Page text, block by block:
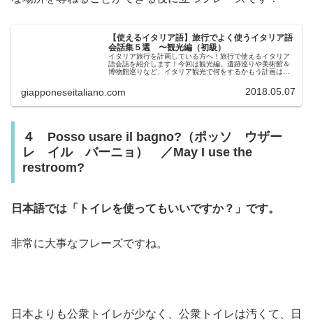
【使えるイタリア語】旅行でよく使うイタリア語
会話集５選 〜観光編（初級）
イタリア旅行を計画している方へ！旅行で使えるイタリア
語会話を紹介します！今回は観光編。遺跡巡りや美術館＆
博物館巡りなど、イタリア観光で何をするかもう計画はバ
giapponeseitaliano.com 2018.05.07
４ Posso usare il bagno?（ポッソ ウザー
レ イル バーニョ） ／May I use the
restroom?
日本語では「トイレを使ってもいいですか？」です。
非常に大事なフレーズですね。
日本よりも公衆トイレが少なく、公衆トイレは汚くて、日